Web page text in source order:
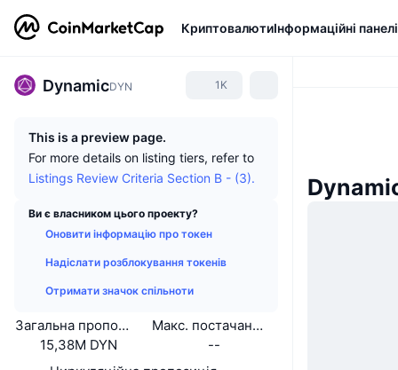
КриптовалютиІнформаційні панелі
DynamicDYN 1K
This is a preview page.
For more details on listing tiers, refer to
Listings Review Criteria Section B - (3).
Ви є власником цього проекту?
Оновити інформацію про токен
Надіслати розблокування токенів
Отримати значок спільноти
Загальна пропозиція
15,38M DYN
Макс. постачання
--